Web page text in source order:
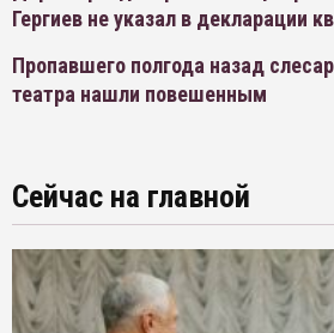
Гергиев не указал в декларации
Пропавшего полгода назад
театра нашли повешенным
Сейчас на главной